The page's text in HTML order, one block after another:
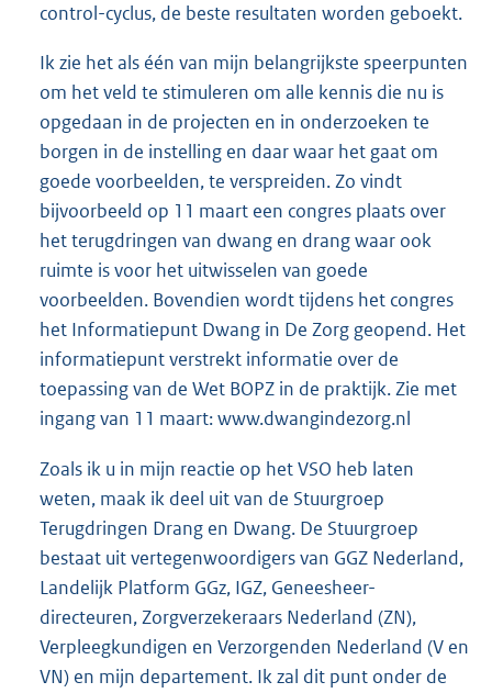
control-cyclus, de beste resultaten worden geboekt.
Ik zie het als één van mijn belangrijkste speerpunten
om het veld te stimuleren om alle kennis die nu is
opgedaan in de projecten en in onderzoeken te
borgen in de instelling en daar waar het gaat om
goede voorbeelden, te verspreiden. Zo vindt
bijvoorbeeld op 11 maart een congres plaats over
het terugdringen van dwang en drang waar ook
ruimte is voor het uitwisselen van goede
voorbeelden. Bovendien wordt tijdens het congres
het Informatiepunt Dwang in De Zorg geopend. Het
informatiepunt verstrekt informatie over de
toepassing van de Wet BOPZ in de praktijk. Zie met
ingang van 11 maart: www.dwangindezorg.nl
Zoals ik u in mijn reactie op het VSO heb laten
weten, maak ik deel uit van de Stuurgroep
Terugdringen Drang en Dwang. De Stuurgroep
bestaat uit vertegenwoordigers van GGZ Nederland,
Landelijk Platform GGz, IGZ, Geneesheer-
directeuren, Zorgverzekeraars Nederland (ZN),
Verpleegkundigen en Verzorgenden Nederland (V en
VN) en mijn departement. Ik zal dit punt onder de